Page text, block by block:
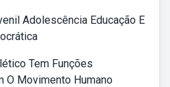
Adolescência Educação E
Tem Funções
O Movimento Humano